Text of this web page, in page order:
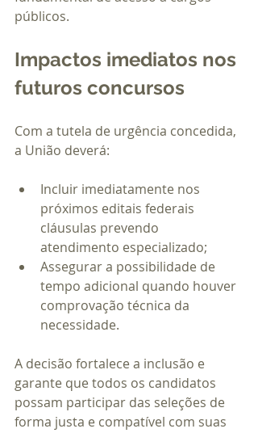
públicos.
Impactos imediatos nos
futuros concursos
Com a tutela de urgência concedida,
a União deverá:
Incluir imediatamente nos
próximos editais federais
cláusulas prevendo
atendimento especializado;
Assegurar a possibilidade de
tempo adicional quando houver
comprovação técnica da
necessidade.
A decisão fortalece a inclusão e
garante que todos os candidatos
possam participar das seleções de
forma justa e compatível com suas